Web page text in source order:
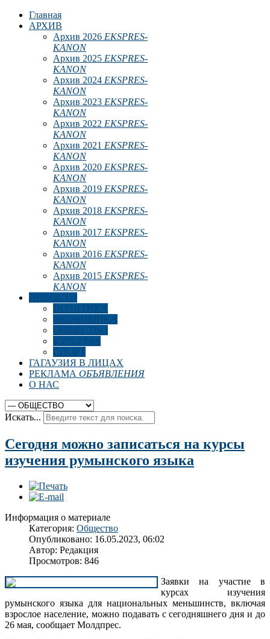
Главная
АРХИВ
Архив 2026 EKSPRES-
KANON
Архив 2025 EKSPRES-
KANON
Архив 2024 EKSPRES-
KANON
Архив 2023 EKSPRES-
KANON
Архив 2022 EKSPRES-
KANON
Архив 2021 EKSPRES-
KANON
Архив 2020 EKSPRES-
KANON
Архив 2019 EKSPRES-
KANON
Архив 2018 EKSPRES-
KANON
Архив 2017 EKSPRES-
KANON
Архив 2016 EKSPRES-
KANON
Архив 2015 EKSPRES-
KANON
НОВОСТИ
ПОЛИТИКА
ЭКОНОМИКА
ОБЩЕСТВО
КУЛЬТУРА
СПОРТ
ГАГАУЗИЯ В ЛИЦАХ
РЕКЛАМА ОБЪЯВЛЕНИЯ
О НАС
Искать...
Сегодня можно записаться на курсы
изучения румынского языка
Информация о материале
Категория: Общество
Опубликовано: 16.05.2023, 06:02
Автор: Редакция
Просмотров: 846
Заявки на участие в
курсах изучения
румынского языка для национальных меньшинств, включая
взрослое население, можно подавать с сегодняшнего дня и до
26 мая, сообщает Молдпрес.